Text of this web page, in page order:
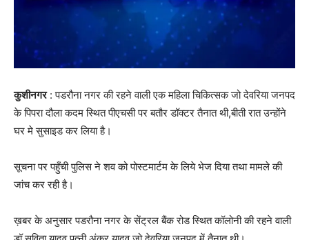
कुशीनगर: पडरौना नगर की रहने वाली एक महिला चिकित्सक जो देवरिया जनपद
के पिपरा दौला कदम स्थित पीएचसी पर बतौर डॉक्टर तैनात थी,बीती रात उन्होंने
घर मे सुसाइड कर लिया है।
सूचना पर पहुँची पुलिस ने शव को पोस्टमार्टम के लिये भेज दिया तथा मामले की
जांच कर रही है।
ख़बर के अनुसार पडरौना नगर के सेंट्रल बैंक रोड स्थित कॉलोनी की रहने वाली